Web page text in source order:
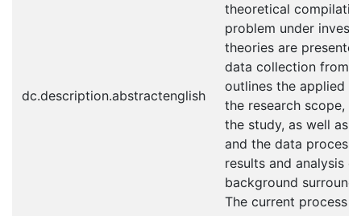
dc.description.abstractenglish
theoretical
problem under
theories are
data collection from
outlines the applied
the research scope,
the study, as well as
and the data
results and analysis
background
The current process